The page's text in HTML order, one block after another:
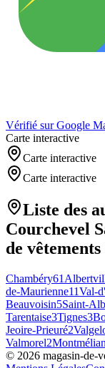
Vérifié sur Google
Carte interactive
Carte interactive
Carte interactive
Liste des
Courchevel
de vêtements
Chambéry61
de-Maurienne11Val-
Beauvoisin5Saint-
Tarentaise3Tignes3
Jeoire-Prieuré2
Valmorel2Montmélian
© 2026 magasin-de-